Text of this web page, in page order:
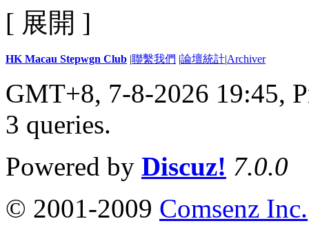
[ 展開 ]
HK Macau Stepwgn Club |聯繫我們 |論壇統計|Archiver
GMT+8, 7-8-2026 19:45,
3 queries.
Powered by Discuz! 7.0.0
© 2001-2009 Comsenz Inc.